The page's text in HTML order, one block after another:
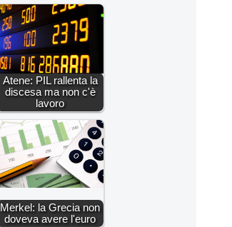
Atene: PIL rallenta la
discesa ma non c'è
lavoro
Merkel: la Grecia non
doveva avere l'euro